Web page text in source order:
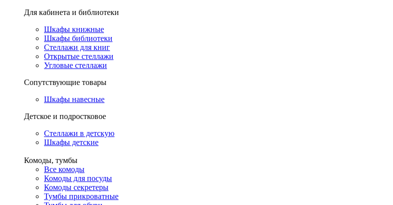
Для кабинета и библиотеки
Шкафы книжные
Шкафы библиотеки
Стеллажи для книг
Открытые стеллажи
Угловые стеллажи
Сопутствующие товары
Шкафы навесные
Детское и подростковое
Стеллажи в детскую
Шкафы детские
Комоды, тумбы
Все комоды
Комоды для посуды
Комоды секретеры
Тумбы прикроватные